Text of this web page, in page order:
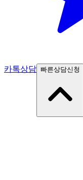
카톡상담 빠른상담신청